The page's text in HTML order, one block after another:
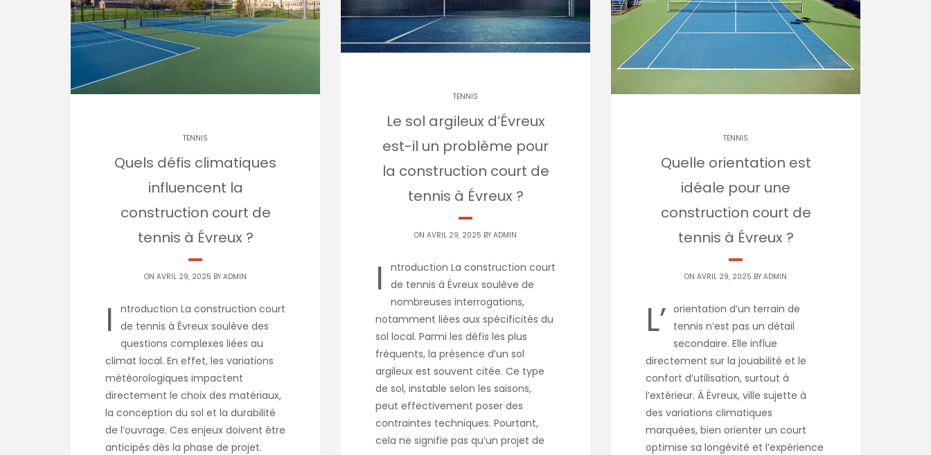
TENNIS
Quels défis climatiques
influencent la
construction court de
tennis à Évreux ?
ON AVRIL 29, 2025 BY ADMIN
I
ntroduction La construction court
de tennis à Évreux soulève des
questions complexes liées au
climat local. En effet, les variations
météorologiques impactent
directement le choix des matériaux,
la conception du sol et la durabilité
de l’ouvrage. Ces enjeux doivent être
anticipés dès la phase de projet.
TENNIS
Le sol argileux d’Évreux
est-il un problème pour
la construction court de
tennis à Évreux ?
ON AVRIL 29, 2025 BY ADMIN
I
ntroduction La construction court
de tennis à Évreux soulève de
nombreuses interrogations,
notamment liées aux spécificités du
sol local. Parmi les défis les plus
fréquents, la présence d’un sol
argileux est souvent citée. Ce type
de sol, instable selon les saisons,
peut effectivement poser des
contraintes techniques. Pourtant,
cela ne signifie pas qu’un projet de
TENNIS
Quelle orientation est
idéale pour une
construction court de
tennis à Évreux ?
ON AVRIL 29, 2025 BY ADMIN
L’ orientation d’un terrain de
tennis n’est pas un détail
secondaire. Elle influe
directement sur la jouabilité et le
confort d’utilisation, surtout à
l’extérieur. À Évreux, ville sujette à
des variations climatiques
marquées, bien orienter un court
optimise sa longévité et l’expérience